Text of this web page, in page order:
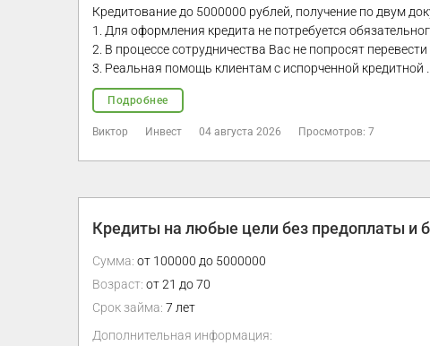
Кредитование до 5000000 рублей, получение по двум
1. Для оформления кредита не потребуется
2. В процессе сотрудничества Вас не попросят
3. Реальная помощь клиентам с испорченной кредитной
Подробнее
Виктор Инвест 04 августа 2026 Просмотров: 7
Кредиты на любые цели без предоплаты и
Сумма: от 100000 до 5000000
Возраст: от 21 до 70
Срок займа: 7 лет
Дополнительная информация: